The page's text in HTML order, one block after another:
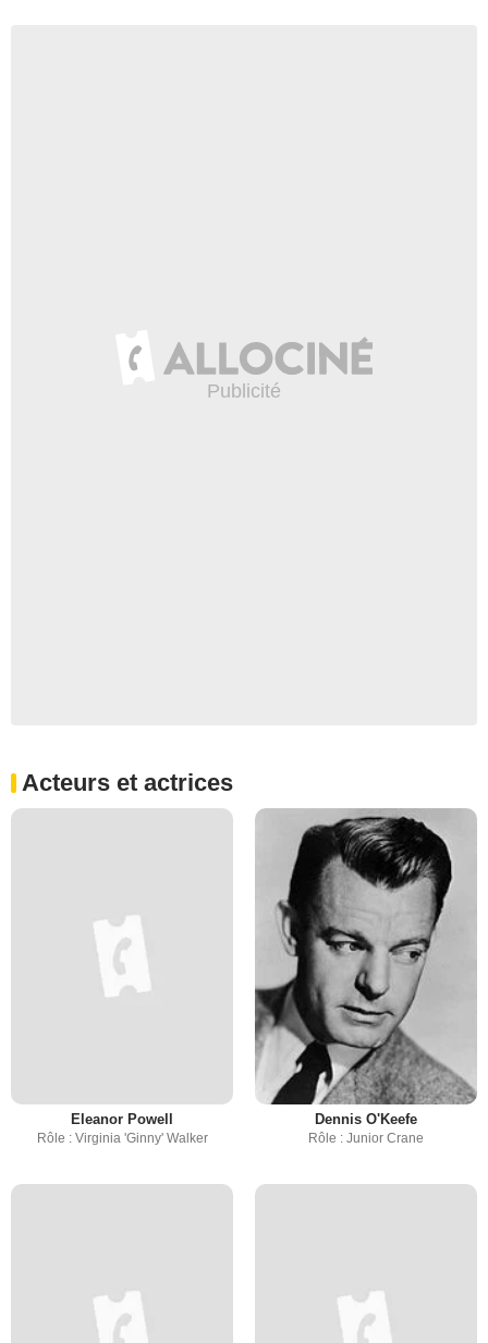
Acteurs et actrices
Eleanor Powell
Rôle : Virginia 'Ginny' Walker
Dennis O'Keefe
Rôle : Junior Crane